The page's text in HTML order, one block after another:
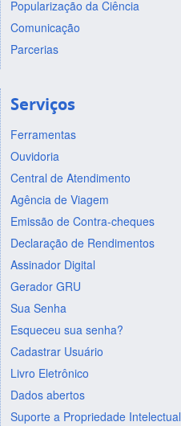
Popularização da Ciência
Comunicação
Parcerias
Serviços
Ferramentas
Ouvidoria
Central de Atendimento
Agência de Viagem
Emissão de Contra-cheques
Declaração de Rendimentos
Assinador Digital
Gerador GRU
Sua Senha
Esqueceu sua senha?
Cadastrar Usuário
Livro Eletrônico
Dados abertos
Suporte a Propriedade Intelectual